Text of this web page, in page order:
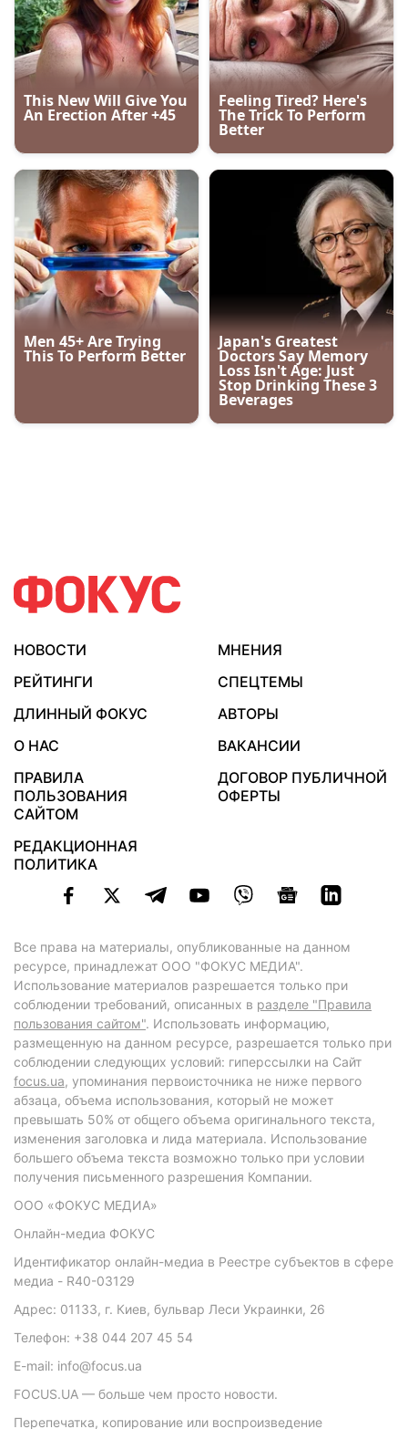
НОВОСТИ
МНЕНИЯ
РЕЙТИНГИ
СПЕЦТЕМЫ
ДЛИННЫЙ ФОКУС
АВТОРЫ
О НАС
ВАКАНСИИ
ПРАВИЛА
ПОЛЬЗОВАНИЯ
САЙТОМ
ДОГОВОР ПУБЛИЧНОЙ
ОФЕРТЫ
РЕДАКЦИОННАЯ
ПОЛИТИКА
Все права на материалы, опубликованные на данном
ресурсе, принадлежат ООО "ФОКУС МЕДИА".
Использование материалов разрешается только при
соблюдении требований, описанных в разделе "Правила
пользования сайтом". Использовать информацию,
размещенную на данном ресурсе, разрешается только при
соблюдении следующих условий: гиперссылки на Сайт
focus.ua, упоминания первоисточника не ниже первого
абзаца, объема использования, который не может
превышать 50% от общего объема оригинального текста,
изменения заголовка и лида материала. Использование
большего объема текста возможно только при условии
получения письменного разрешения Компании.
ООО «ФОКУС МЕДИА»
Онлайн-медиа ФОКУС
Идентификатор онлайн-медиа в Реестре субъектов в сфере
медиа - R40-03129
Адрес: 01133, г. Киев, бульвар Леси Украинки, 26
Телефон: +38 044 207 45 54
E-mail: info@focus.ua
FOCUS.UA — больше чем просто новости.
Перепечатка, копирование или воспроизведение